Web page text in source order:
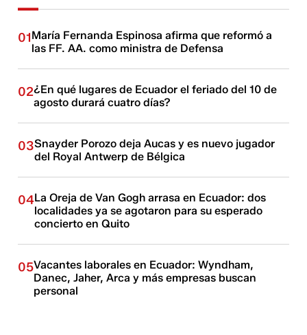
01María Fernanda Espinosa afirma que reformó a
las FF. AA. como ministra de Defensa
02¿En qué lugares de Ecuador el feriado del 10 de
agosto durará cuatro días?
03Snayder Porozo deja Aucas y es nuevo jugador
del Royal Antwerp de Bélgica
04La Oreja de Van Gogh arrasa en Ecuador: dos
localidades ya se agotaron para su esperado
concierto en Quito
05Vacantes laborales en Ecuador: Wyndham,
Danec, Jaher, Arca y más empresas buscan
personal